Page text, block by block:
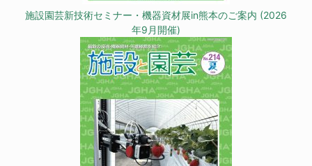
施設園芸新技術セミナー・機器資材展in熊本のご案内 (2026
年9月開催)